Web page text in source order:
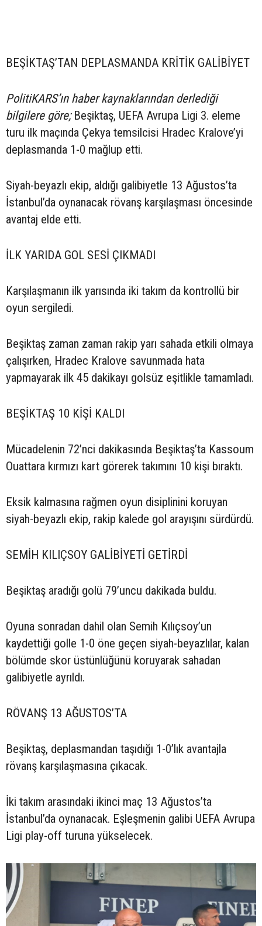
BEŞİKTAŞ’TAN DEPLASMANDA KRİTİK GALİBİYET
PolitiKARS’ın haber kaynaklarından derlediği
bilgilere göre;Beşiktaş, UEFA Avrupa Ligi 3. eleme
turu ilk maçında Çekya temsilcisi Hradec Kralove’yi
deplasmanda 1-0 mağlup etti.
Siyah-beyazlı ekip, aldığı galibiyetle 13 Ağustos’ta
İstanbul’da oynanacak rövanş karşılaşması öncesinde
avantaj elde etti.
İLK YARIDA GOL SESİ ÇIKMADI
Karşılaşmanın ilk yarısında iki takım da kontrollü bir
oyun sergiledi.
Beşiktaş zaman zaman rakip yarı sahada etkili olmaya
çalışırken, Hradec Kralove savunmada hata
yapmayarak ilk 45 dakikayı golsüz eşitlikle tamamladı.
BEŞİKTAŞ 10 KİŞİ KALDI
Mücadelenin 72’nci dakikasında Beşiktaş’ta Kassoum
Ouattara kırmızı kart görerek takımını 10 kişi bıraktı.
Eksik kalmasına rağmen oyun disiplinini koruyan
siyah-beyazlı ekip, rakip kalede gol arayışını sürdürdü.
SEMİH KILIÇSOY GALİBİYETİ GETİRDİ
Beşiktaş aradığı golü 79’uncu dakikada buldu.
Oyuna sonradan dahil olan Semih Kılıçsoy’un
kaydettiği golle 1-0 öne geçen siyah-beyazlılar, kalan
bölümde skor üstünlüğünü koruyarak sahadan
galibiyetle ayrıldı.
RÖVANŞ 13 AĞUSTOS’TA
Beşiktaş, deplasmandan taşıdığı 1-0’lık avantajla
rövanş karşılaşmasına çıkacak.
İki takım arasındaki ikinci maç 13 Ağustos’ta
İstanbul’da oynanacak. Eşleşmenin galibi UEFA Avrupa
Ligi play-off turuna yükselecek.